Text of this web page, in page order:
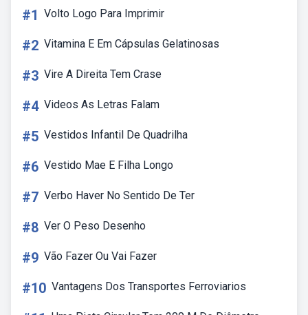
#1 Volto Logo Para Imprimir
#2 Vitamina E Em Cápsulas Gelatinosas
#3 Vire A Direita Tem Crase
#4 Videos As Letras Falam
#5 Vestidos Infantil De Quadrilha
#6 Vestido Mae E Filha Longo
#7 Verbo Haver No Sentido De Ter
#8 Ver O Peso Desenho
#9 Vão Fazer Ou Vai Fazer
#10 Vantagens Dos Transportes Ferroviarios